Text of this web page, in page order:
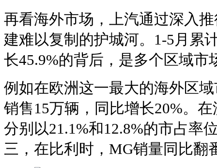
再看海外市场，上汽通过深入
建难以复制的护城河。1-5月累
长45.9%的背后，是多个区域市
例如在欧洲这一最大的海外区
销售15万辆，同比增长20%。
分别以21.1%和12.8%的市占率
三，在比利时，MG销量同比翻